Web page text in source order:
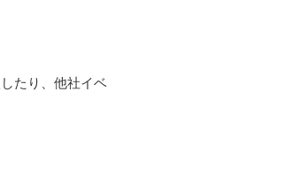
たり、他社イベ